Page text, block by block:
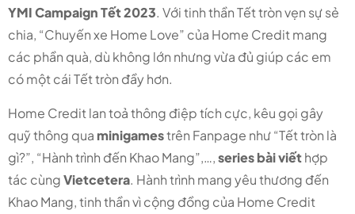
YMI Campaign Tết 2023. Với tinh thần Tết tròn vẹn sự sẻ
chia, “Chuyến xe Home Love” của Home Credit mang
các phần quà, dù không lớn nhưng vừa đủ giúp các em
có một cái Tết tròn đầy hơn.
Home Credit lan toả thông điệp tích cực, kêu gọi gây
quỹ thông qua minigamestrên Fanpage như “Tết tròn là
gì?”, “Hành trình đến Khao Mang”,…,series bài viếthợp
tác cùngVietcetera. Hành trình mang yêu thương đến
Khao Mang, tinh thần vì cộng đồng của Home Credit